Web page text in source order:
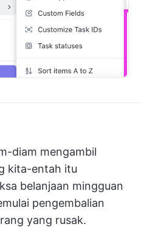
diam mengambil
kita-entah itu
belanjaan mingguan
pengembalian
yang rusak.